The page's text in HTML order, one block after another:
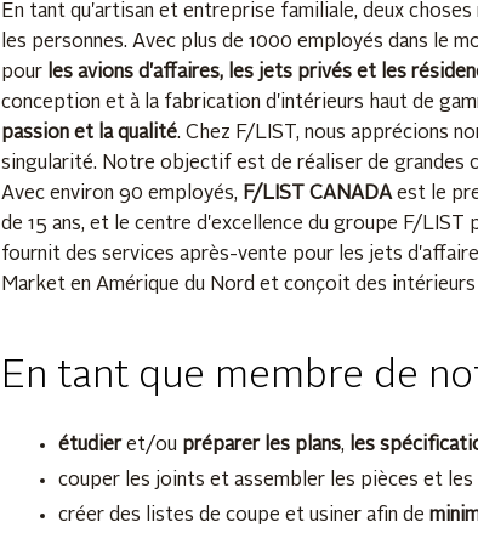
En tant qu'artisan et entreprise familiale, deux
les personnes. Avec plus de 1000 employés dans le
pour les avions d'affaires, les jets privés et les
conception et à la fabrication d'intérieurs haut de
passion et la qualité. Chez F/LIST, nous apprécions
singularité. Notre objectif est de réaliser de grandes
Avec environ 90 employés, F/LIST CANADAest le
de 15 ans, et le centre d'excellence du groupe F/
fournit des services après-vente pour les jets
Market en Amérique du Nord et conçoit des
En tant que membre de
étudieret/ou préparer les plans, les
couper les joints et assembler les pièces et
créer des listes de coupe et usiner afin de